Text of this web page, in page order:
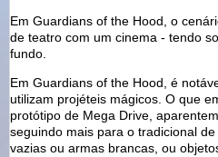
Em Guardians of the Hood, o
de teatro com um cinema - tendo
fundo.
Em Guardians of the Hood, é
utilizam projéteis mágicos. O que
protótipo de Mega Drive,
seguindo mais para o tradicional
vazias ou armas brancas, ou